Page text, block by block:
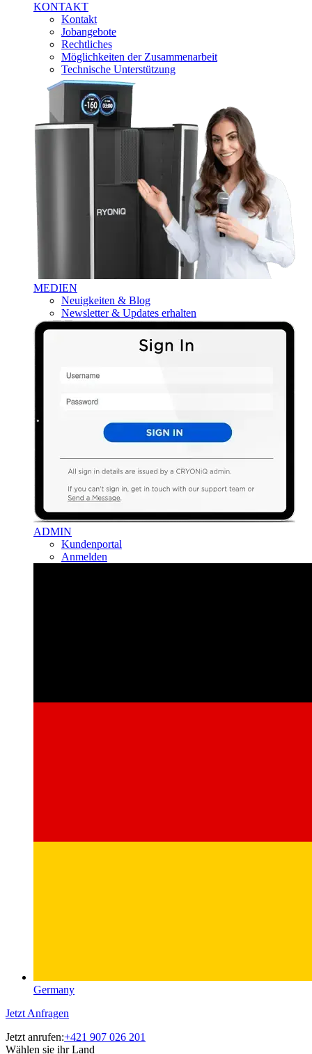
KONTAKT
Kontakt
Jobangebote
Rechtliches
Möglichkeiten der Zusammenarbeit
Technische Unterstützung
MEDIEN
Neuigkeiten & Blog
Newsletter & Updates erhalten
ADMIN
Kundenportal
Anmelden
Germany
Jetzt Anfragen
Jetzt anrufen:+421 907 026 201
Wählen sie ihr Land